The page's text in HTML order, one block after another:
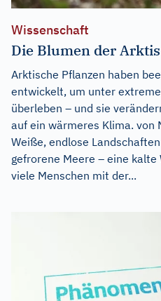
Wissenschaft
Die Blumen der Arktis
Arktische Pflanzen haben
entwickelt, um unter
überleben – und sie
auf ein wärmeres Klima. von
Weiße, endlose
gefrorene Meere – eine
viele Menschen mit der...